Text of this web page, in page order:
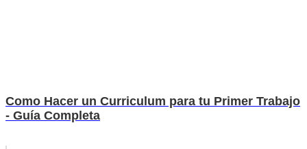
Como Hacer un Curriculum para tu Primer Trabajo
- Guía Completa